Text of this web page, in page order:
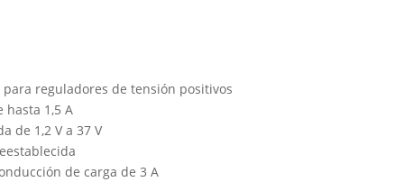
reguladores de tensión positivos
hasta 1,5 A
de 1,2 V a 37 V
de carga de 3 A